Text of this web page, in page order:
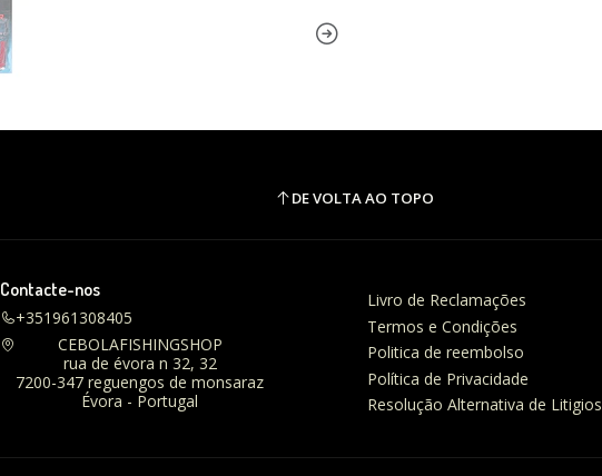
DE VOLTA AO TOPO
Contacte-nos
+351961308405
CEBOLAFISHINGSHOP
rua de évora n 32, 32
7200-347 reguengos de monsaraz
Évora - Portugal
Livro de Reclamações
Termos e Condições
Politica de reembolso
Política de Privacidade
Resolução Alternativa de Litigios